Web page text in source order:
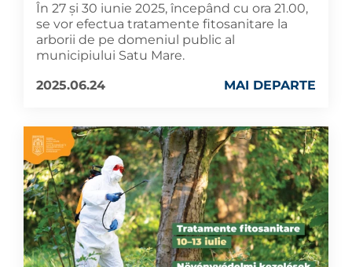
În 27 și 30 iunie 2025, începând cu ora 21.00,
se vor efectua tratamente fitosanitare la
arborii de pe domeniul public al
municipiului Satu Mare.
2025.06.24
MAI DEPARTE